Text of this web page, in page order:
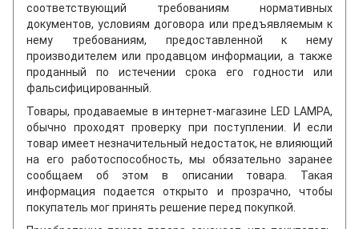
соответствующий требованиям нормативных
документов, условиям договора или предъявляемым к
нему требованиям, предоставленной к нему
производителем или продавцом информации, а также
проданный по истечении срока его годности или
фальсифицированный.
Товары, продаваемые в интернет-магазине LED LAMPA,
обычно проходят проверку при поступлении. И если
товар имеет незначительный недостаток, не влияющий
на его работоспособность, мы обязательно заранее
сообщаем об этом в описании товара. Такая
информация подается открыто и прозрачно, чтобы
покупатель мог принять решение перед покупкой.